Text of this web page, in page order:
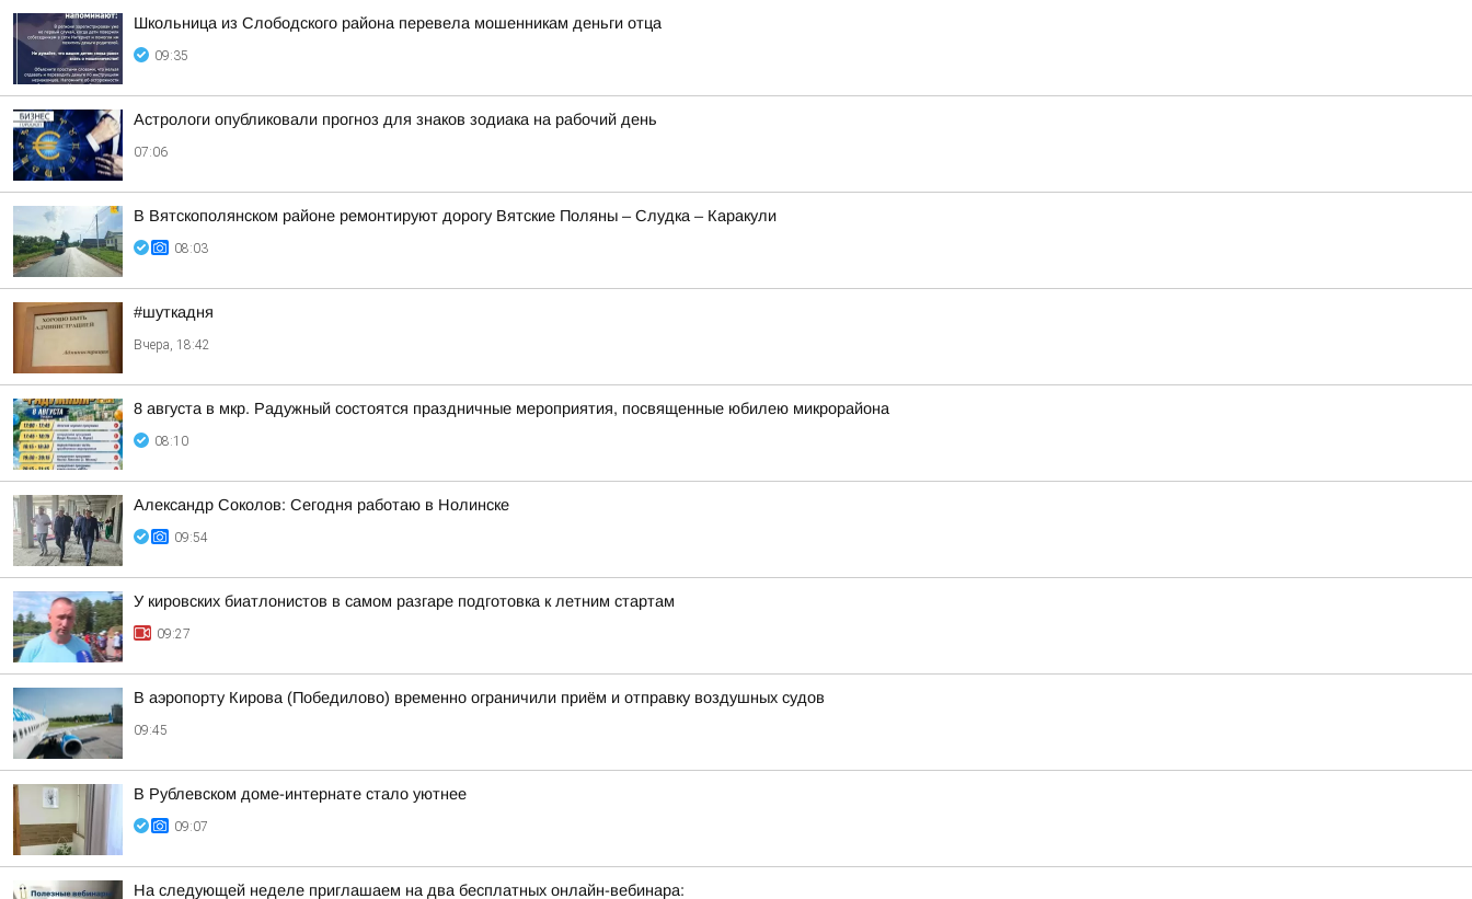
Школьница из Слободского района перевела мошенникам деньги отца
09:35
Астрологи опубликовали прогноз для знаков зодиака на рабочий день
07:06
В Вятскополянском районе ремонтируют дорогу Вятские Поляны – Слудка – Каракули
08:03
#шуткадня
Вчера, 18:42
8 августа в мкр. Радужный состоятся праздничные мероприятия, посвященные юбилею микрорайона
08:10
Александр Соколов: Сегодня работаю в Нолинске
09:54
У кировских биатлонистов в самом разгаре подготовка к летним стартам
09:27
В аэропорту Кирова (Победилово) временно ограничили приём и отправку воздушных судов
09:45
В Рублевском доме-интернате стало уютнее
09:07
На следующей неделе приглашаем на два бесплатных онлайн-вебинара: